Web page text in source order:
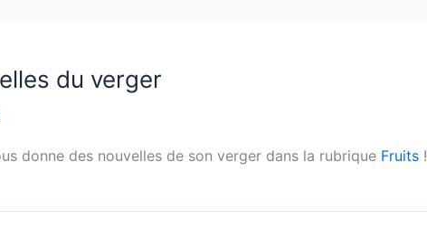
du verger
donne des nouvelles de son verger dans la rubrique Fruits !